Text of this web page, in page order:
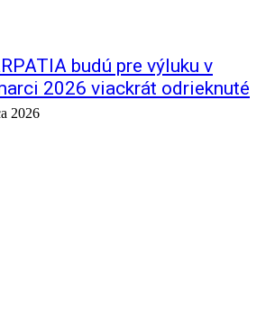
budú pre výluku v
2026 viackrát odrieknuté
2026